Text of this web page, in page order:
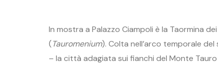
In mostra a Palazzo Ciampoli è la Taormina
(Tauromenium). Colta nell’arco temporale del
– la città adagiata sui fianchi del Monte